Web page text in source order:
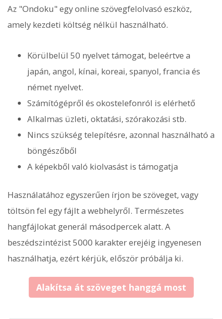
Az "Ondoku" egy online szövegfelolvasó eszköz,
amely kezdeti költség nélkül használható.
Körülbelül 50 nyelvet támogat, beleértve a
japán, angol, kínai, koreai, spanyol, francia és
német nyelvet.
Számítógépről és okostelefonról is elérhető
Alkalmas üzleti, oktatási, szórakozási stb.
Nincs szükség telepítésre, azonnal használható a
böngészőből
A képekből való kiolvasást is támogatja
Használatához egyszerűen írjon be szöveget, vagy
töltsön fel egy fájlt a webhelyről. Természetes
hangfájlokat generál másodpercek alatt. A
beszédszintézist 5000 karakter erejéig ingyenesen
használhatja, ezért kérjük, először próbálja ki.
Alakítsa át szöveget hanggá most